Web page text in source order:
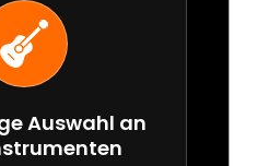
Auswahl an